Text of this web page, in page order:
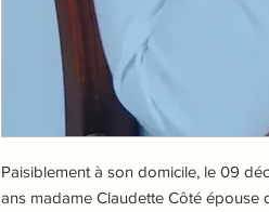
Paisiblement à son domicile, le 09
ans madame Claudette Côté épouse